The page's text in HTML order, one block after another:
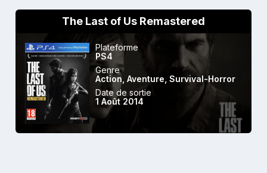
The Last of Us Remastered
Plateforme
PS4
Genre
Action Aventure Survival-Horror
Date de sortie
1 Août 2014